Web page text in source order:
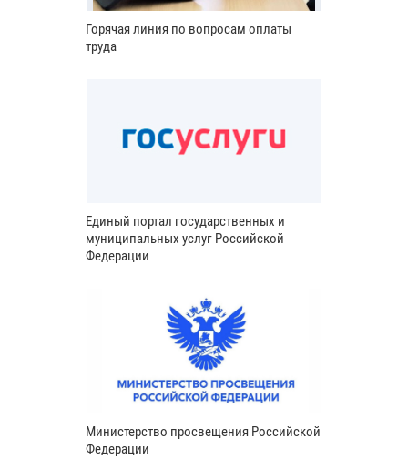
Горячая линия по вопросам оплаты
труда
Единый портал государственных и
муниципальных услуг Российской
Федерации
Министерство просвещения Российской
Федерации